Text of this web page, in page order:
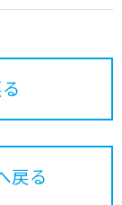
戻る